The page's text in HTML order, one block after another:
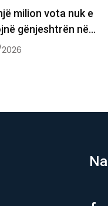
kompromis për
Të pakompromis